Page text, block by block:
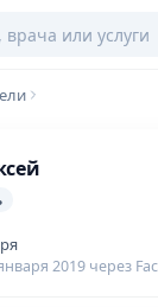
2019 через